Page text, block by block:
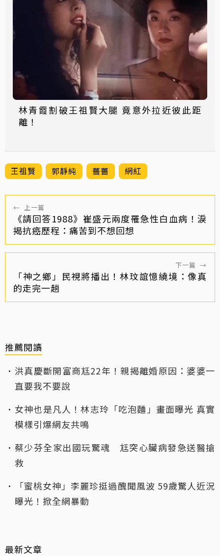
林青霞割破王祖賢大腿 竟意外拉近彼此距
離！
王祖賢 郭靜純 薔薔 網紅
← 上一篇
《請回答1988》崔盛元兩度罹急性白血病！淚
揭抗癌歷程：痛苦到不想回想
下一篇 →
「神之鄉」民視將播出！林玟誼憶繞境：像真
的走完一趟
推薦閱讀
洪真慶斷開富商尪22年！親揭離婚原因：婆婆一
直要我不要說
女神也是凡人！林志玲「吃泡麵」畫面曝光 真實
模樣引爆網友共鳴
蔡少芬全家出國玩驚魂 尪突心臟病發急送醫搶
救
「蜜桃女神」李麗珍挺過醜聞風波 59歲驚人近況
曝光！掀全網暴動
最新文章